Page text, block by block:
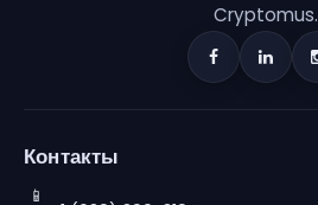
Cryptomus.
Контакты
📱